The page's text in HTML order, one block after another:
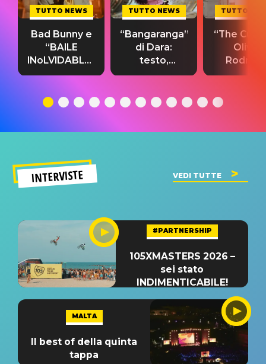
TUTTO NEWS
Bad Bunny e
“BAILE
INoLVIDABLE”:
testo,
significato
TUTTO NEWS
“Bangaranga”
di Dara:
testo,
traduzione e
del singolo
TUTTO
“The
Olivia
testo,
INTERVISTE VEDI TUTTE
#PARTNERSHIP
105XMASTERS 2026 –
sei stato
INDIMENTICABILE!
MALTA
Il best of della quinta
tappa